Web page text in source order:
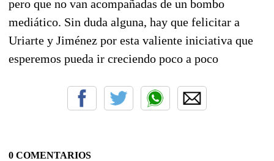
pero que no van acompañadas de un bombo
mediático. Sin duda alguna, hay que felicitar a
Uriarte y Jiménez por esta valiente iniciativa que
esperemos pueda ir creciendo poco a poco
0 COMENTARIOS